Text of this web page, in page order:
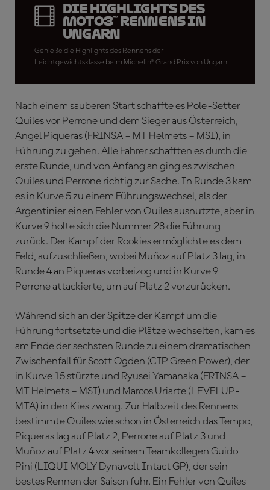
Die Highlights des
Moto3™ Rennens in
Ungarn
Genieße die Highlights des Rennens der
Leichtgewichtsklasse beim Michelin® Grand Prix von Ungarn
Nach einem sauberen Start schaffte es Pole-Setter
Quiles vor Perrone und dem Sieger aus Österreich,
Angel Piqueras (FRINSA – MT Helmets – MSI), in
Führung zu gehen. Alle Fahrer schafften es durch die
erste Runde, und von Anfang an ging es zwischen
Quiles und Perrone richtig zur Sache. In Runde 3 kam
es in Kurve 5 zu einem Führungswechsel, als der
Argentinier einen Fehler von Quiles ausnutzte, aber in
Kurve 9 holte sich die Nummer 28 die Führung
zurück. Der Kampf der Rookies ermöglichte es dem
Feld, aufzuschließen, wobei Muñoz auf Platz 3 lag, in
Runde 4 an Piqueras vorbeizog und in Kurve 9
Perrone attackierte, um auf Platz 2 vorzurücken.
Während sich an der Spitze der Kampf um die
Führung fortsetzte und die Plätze wechselten, kam es
am Ende der sechsten Runde zu einem dramatischen
Zwischenfall für Scott Ogden (CIP Green Power), der
in Kurve 15 stürzte und Ryusei Yamanaka (FRINSA –
MT Helmets – MSI) und Marcos Uriarte (LEVELUP-
MTA) in den Kies zwang. Zur Halbzeit des Rennens
bestimmte Quiles wie schon in Österreich das Tempo,
Piqueras lag auf Platz 2, Perrone auf Platz 3 und
Muñoz auf Platz 4 vor seinem Teamkollegen Guido
Pini (LIQUI MOLY Dynavolt Intact GP), der sein
bestes Rennen der Saison fuhr. Ein Fehler von Quiles